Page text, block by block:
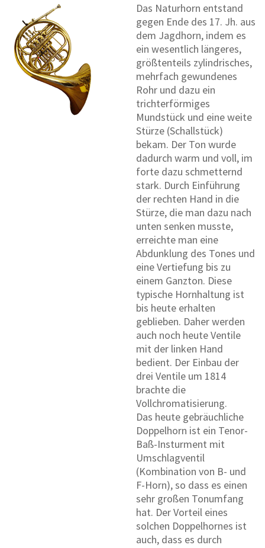
Das Naturhorn entstand
gegen Ende des 17. Jh. aus
dem Jagdhorn, indem es
ein wesentlich längeres,
größtenteils zylindrisches,
mehrfach gewundenes
Rohr und dazu ein
trichterförmiges
Mundstück und eine weite
Stürze (Schallstück)
bekam. Der Ton wurde
dadurch warm und voll, im
forte dazu schmetternd
stark. Durch Einführung
der rechten Hand in die
Stürze, die man dazu nach
unten senken musste,
erreichte man eine
Abdunklung des Tones und
eine Vertiefung bis zu
einem Ganzton. Diese
typische Hornhaltung ist
bis heute erhalten
geblieben. Daher werden
auch noch heute Ventile
mit der linken Hand
bedient. Der Einbau der
drei Ventile um 1814
brachte die
Vollchromatisierung.
Das heute gebräuchliche
Doppelhorn ist ein Tenor-
Baß-Insturment mit
Umschlagventil
(Kombination von B- und
F-Horn), so dass es einen
sehr großen Tonumfang
hat. Der Vorteil eines
solchen Doppelhornes ist
auch, dass es durch